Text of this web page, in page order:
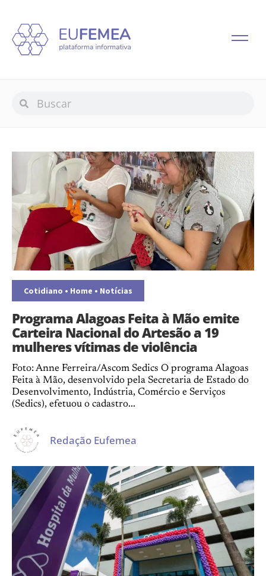
Cotidiano • Home • Notícias
Programa Alagoas Feita à Mão emite
Carteira Nacional do Artesão a 19
mulheres vítimas de violência
Foto: Anne Ferreira/Ascom Sedics O programa Alagoas
Feita à Mão, desenvolvido pela Secretaria de Estado do
Desenvolvimento, Indústria, Comércio e Serviços
(Sedics), efetuou o cadastro...
Redação Eufemea